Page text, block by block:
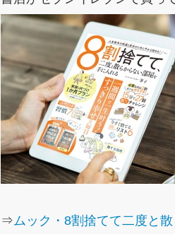
⇒ムック・8割捨てて二度と散